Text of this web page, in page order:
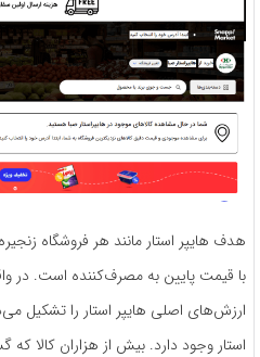
هدف هایپر استار مانند هر فروشگاه
با قیمت پایین به مصرف‌کننده است. در
ارزش‌های اصلی هایپر استار را تشکیل
استار وجود دارد. بیش از هزاران کالا که